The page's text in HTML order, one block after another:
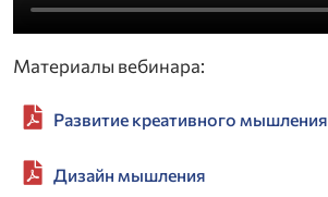
Материалы вебинара:
Развитие креативного мышления
Дизайн мышления